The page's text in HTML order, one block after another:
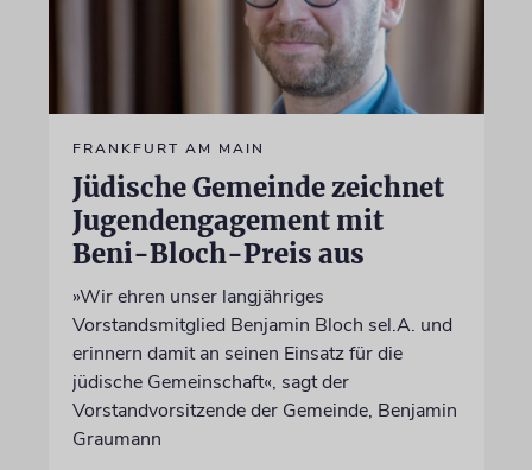
FRANKFURT AM MAIN
Jüdische Gemeinde zeichnet
Jugendengagement mit
Beni-Bloch-Preis aus
»Wir ehren unser langjähriges
Vorstandsmitglied Benjamin Bloch sel.A. und
erinnern damit an seinen Einsatz für die
jüdische Gemeinschaft«, sagt der
Vorstandvorsitzende der Gemeinde, Benjamin
Graumann